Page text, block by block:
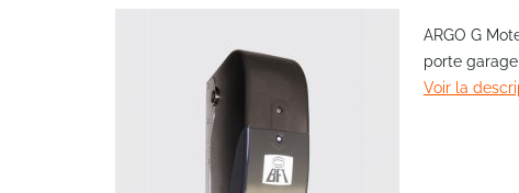
Skip
ARGO G
porte garage
Voir la